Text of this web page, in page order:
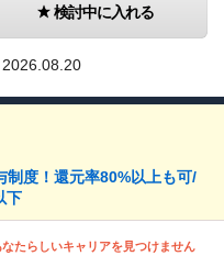
検討中に入れる
2026.08.20
制度！還元率80%以上も可/
下
たらしいキャリアを見つけません